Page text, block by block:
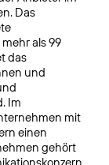
Das
als 99
das
und
Im
mit
einen
gehört